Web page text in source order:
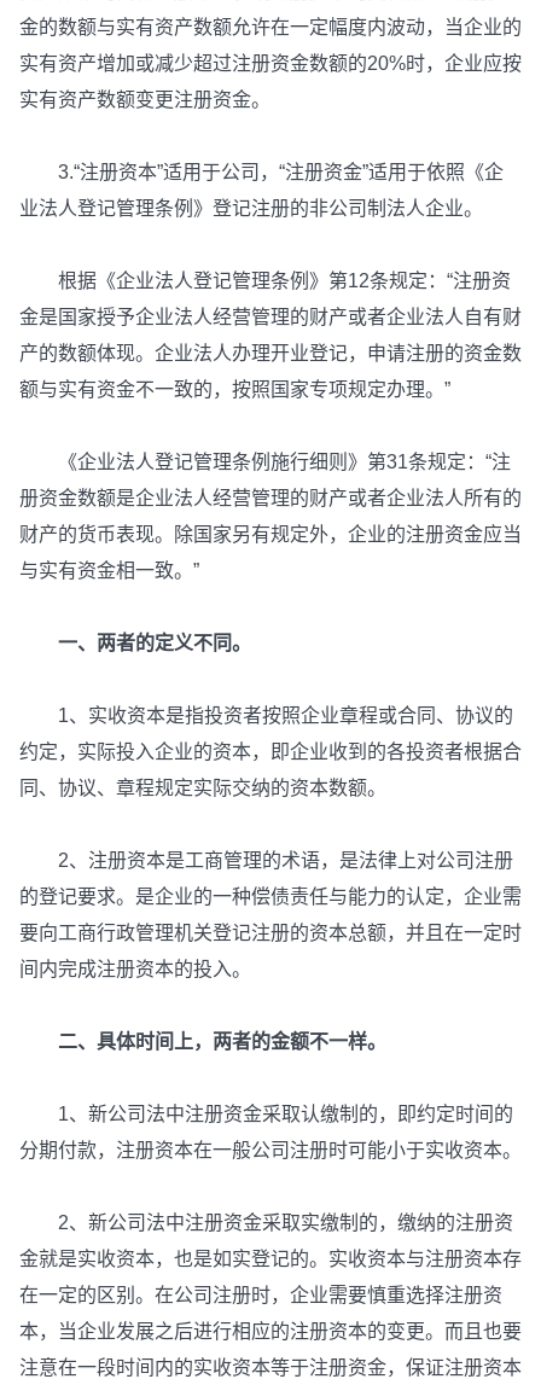
金的数额与实有资产数额允许在一定幅度内波动，当企业的
实有资产增加或减少超过注册资金数额的20%时，企业应按
实有资产数额变更注册资金。
3.“注册资本”适用于公司，“注册资金”适用于依照《企
业法人登记管理条例》登记注册的非公司制法人企业。
根据《企业法人登记管理条例》第12条规定：“注册资
金是国家授予企业法人经营管理的财产或者企业法人自有财
产的数额体现。企业法人办理开业登记，申请注册的资金数
额与实有资金不一致的，按照国家专项规定办理。”
《企业法人登记管理条例施行细则》第31条规定：“注
册资金数额是企业法人经营管理的财产或者企业法人所有的
财产的货币表现。除国家另有规定外，企业的注册资金应当
与实有资金相一致。”
一、两者的定义不同。
1、实收资本是指投资者按照企业章程或合同、协议的
约定，实际投入企业的资本，即企业收到的各投资者根据合
同、协议、章程规定实际交纳的资本数额。
2、注册资本是工商管理的术语，是法律上对公司注册
的登记要求。是企业的一种偿债责任与能力的认定，企业需
要向工商行政管理机关登记注册的资本总额，并且在一定时
间内完成注册资本的投入。
二、具体时间上，两者的金额不一样。
1、新公司法中注册资金采取认缴制的，即约定时间的
分期付款，注册资本在一般公司注册时可能小于实收资本。
2、新公司法中注册资金采取实缴制的，缴纳的注册资
金就是实收资本，也是如实登记的。实收资本与注册资本存
在一定的区别。在公司注册时，企业需要慎重选择注册资
本，当企业发展之后进行相应的注册资本的变更。而且也要
注意在一段时间内的实收资本等于注册资金，保证注册资本